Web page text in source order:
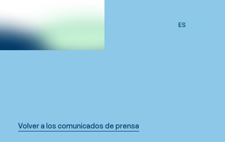
ES
Volver a los comunicados de prensa